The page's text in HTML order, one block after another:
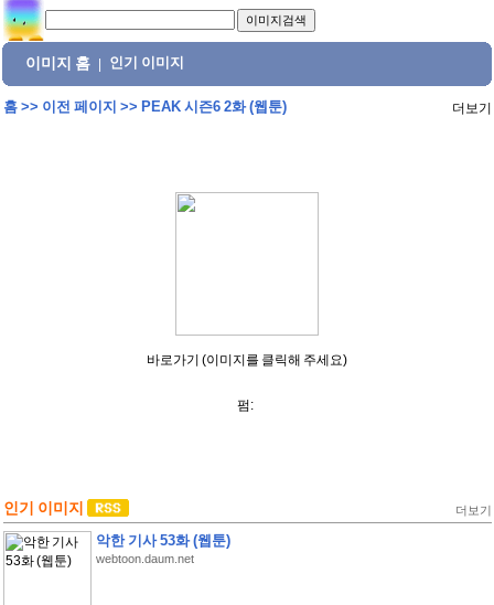
이미지 홈 인기 이미지
홈>> 이전 페이지 >> PEAK 시즌6 2화 (웹툰) 더보기
바로가기 (이미지를 클릭해 주세요)
펌:
인기 이미지 더보기
악한 기사 53화 (웹툰)
webtoon.daum.net